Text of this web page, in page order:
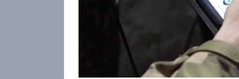
likvidaci čtyř ruských okupantů.
chvíle, kdy se vojáci seběhli na
zneškodnil, když na muže shodil
záběrů je v průběhu válečného
i přes značné ztráty v Doněcké